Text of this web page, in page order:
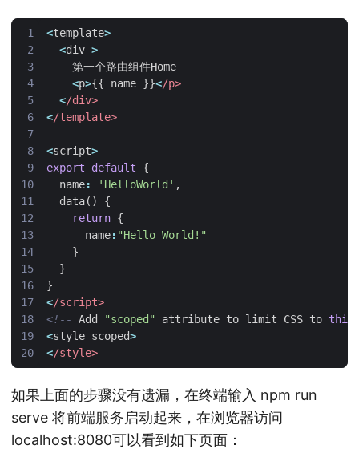
<template>
<div >
第一个路由组件Home
<p>{{ name }}</p>
</div>
</template>
<script>
export
default
{
name: 'HelloWorld' ,
data()
{
return {
name: "Hello World!"
}
}
}
</script>
<!--
Add "scoped" attribute to limit CSS to this
<style scoped>
</style>
如果上面的步骤没有遗漏，在终端输入 npm run
serve 将前端服务启动起来，在浏览器访问
localhost:8080可以看到如下页面：